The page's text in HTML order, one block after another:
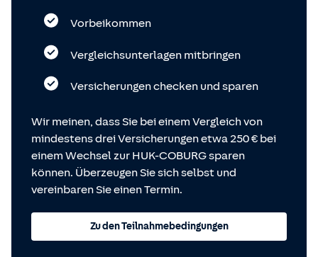
Vorbeikommen
Vergleichsunterlagen mitbringen
Versicherungen checken und sparen
Wir meinen, dass Sie bei einem Vergleich von
mindestens drei Versicherungen etwa 250 € bei
einem Wechsel zur HUK-COBURG sparen
können. Überzeugen Sie sich selbst und
vereinbaren Sie einen Termin.
Zu den Teilnahmebedingungen